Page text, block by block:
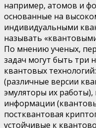
например, атомов и
основанные на
индивидуальными
называть
По мнению ученых,
задач могут быть три
квантовых
(различные версии
эмуляторы их
информации
постквантовая
устойчивые к